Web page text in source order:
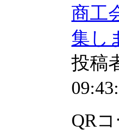
商工
集し
投稿
QR